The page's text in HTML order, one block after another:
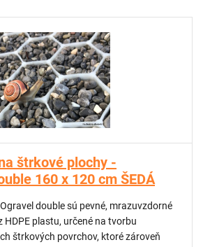
štrkové plochy -
160 x 120 cm ŠEDÁ
double sú pevné, mrazuvzdorné
HDPE plastu, určené na tvorbu
štrkových povrchov, ktoré zároveň